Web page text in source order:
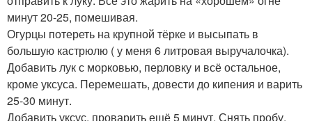
минут 20-25, помешивая.
Огурцы потереть на крупной тёрке и высыпать в
большую кастрюлю ( у меня 6 литровая выручалочка).
Добавить лук с морковью, перловку и всё остальное,
кроме уксуса. Перемешать, довести до кипения и варить
25-30 минут.
Добавить уксус, проварить ещё 5 минут. Снять пробу.